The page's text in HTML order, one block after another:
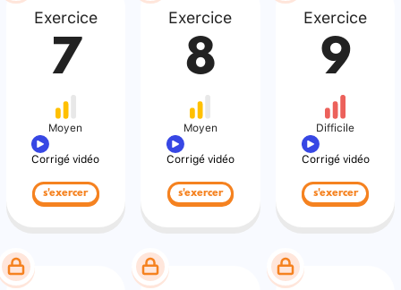
Exercice
7
Moyen
Corrigé vidéo
s'exercer
Exercice
8
Moyen
Corrigé vidéo
s'exercer
Exercice
9
Difficile
Corrigé vidéo
s'exercer